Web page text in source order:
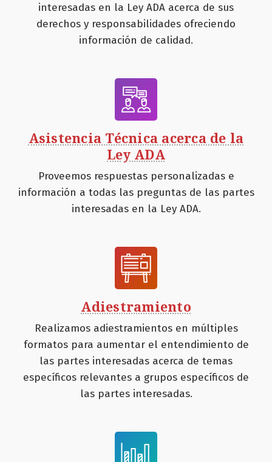
interesadas en la Ley ADA acerca de sus
derechos y responsabilidades ofreciendo
información de calidad.
Asistencia Técnica acerca de la
Ley ADA
Proveemos respuestas personalizadas e
información a todas las preguntas de las partes
interesadas en la Ley ADA.
Adiestramiento
Realizamos adiestramientos en múltiples
formatos para aumentar el entendimiento de
las partes interesadas acerca de temas
específicos relevantes a grupos específicos de
las partes interesadas.